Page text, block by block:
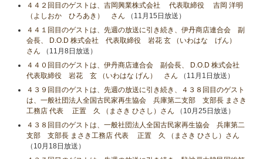
４４２回目のゲストは、吉岡興業株式会社 代表取締役 吉岡 洋明
（よしおか ひろあき） さん （11月15日放送）
４４１回目のゲストは、先週の放送に引き続き、伊丹商店連合会 副
会長、 D.O.D 株式会社 代表取締役 岩花 玄 （いわはな げん）
さん （11月8日放送）
４４０回目のゲストは、伊丹商店連合会 副会長、 D.O.D 株式会社
代表取締役 岩花 玄 （いわはな げん） さん （11月1日放送）
４３９回目のゲストは、先週の放送に引き続き、４３８回目のゲスト
は、一般社団法人全国古民家再生協会 兵庫第二支部 支部長 まさき
工務店 代表 正置 久 （まさき ひさし）さん （10月25日放送）
４３８回目のゲストは、一般社団法人全国古民家再生協会 兵庫第二
支部 支部長 まさき工務店 代表 正置 久 （まさき ひさし）さん
（10月18日放送）